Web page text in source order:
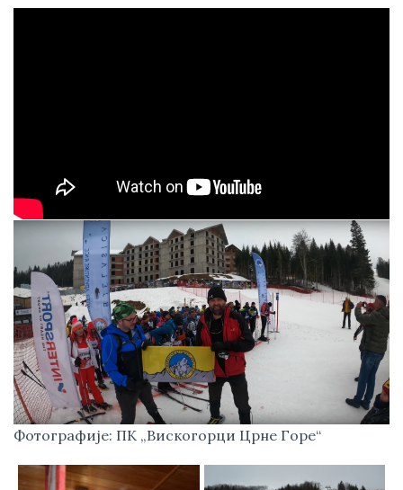
Фотографије: ПК „Вискогорци Црне Горе“